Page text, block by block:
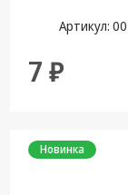
Артикул:
7 ₽
Новинка